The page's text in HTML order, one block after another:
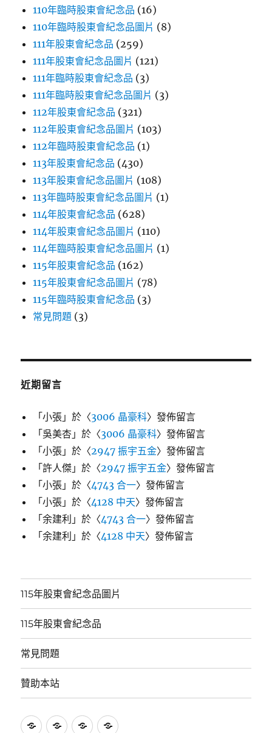
110年臨時股東會紀念品 (16)
110年臨時股東會紀念品圖片 (8)
111年股東會紀念品 (259)
111年股東會紀念品圖片 (121)
111年臨時股東會紀念品 (3)
111年臨時股東會紀念品圖片 (3)
112年股東會紀念品 (321)
112年股東會紀念品圖片 (103)
112年臨時股東會紀念品 (1)
113年股東會紀念品 (430)
113年股東會紀念品圖片 (108)
113年臨時股東會紀念品圖片 (1)
114年股東會紀念品 (628)
114年股東會紀念品圖片 (110)
114年臨時股東會紀念品圖片 (1)
115年股東會紀念品 (162)
115年股東會紀念品圖片 (78)
115年臨時股東會紀念品 (3)
常見問題 (3)
近期留言
「小張 」於〈3006 晶豪科〉發佈留言
「吳美杏 」於〈3006 晶豪科〉發佈留言
「小張 」於〈2947 振宇五金〉發佈留言
「許人傑 」於〈2947 振宇五金〉發佈留言
「小張 」於〈4743 合一〉發佈留言
「小張 」於〈4128 中天〉發佈留言
「余建利 」於〈4743 合一〉發佈留言
「余建利 」於〈4128 中天〉發佈留言
115年股東會紀念品圖片
115年股東會紀念品
常見問題
贊助本站
115 115 常 贊